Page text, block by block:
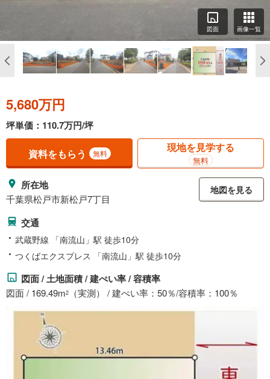
図面 画像一覧
5,680万円
坪単価：110.7万円/坪
資料をもらう 無料 現地を見学する
無料
所在地
千葉県松戸市新松戸7丁目
地図を見る
交通
武蔵野線 「南流山」駅 徒歩10分
つくばエクスプレス 「南流山」駅 徒歩10分
図面 / 土地面積 / 建ぺい率 / 容積率
図面 / 169.49m2 （実測） / 建ぺい率：50％/容積率：100％